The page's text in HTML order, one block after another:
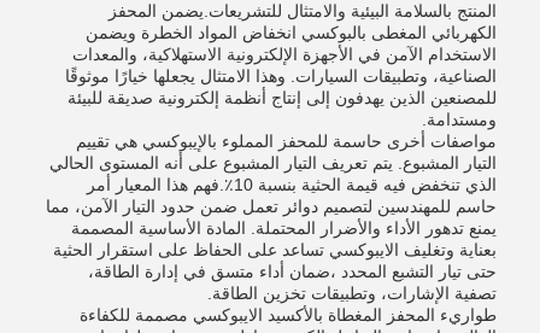
المنتج بالسلامة البيئية والامتثال للتشريعات.يضمن المحفز
الكهربائي المغطى بالبوكسي انخفاض المواد الخطرة ويضمن
الاستخدام الآمن في الأجهزة الإلكترونية الاستهلاكية، والمعدات
الصناعية، وتطبيقات السيارات. وهذا الامتثال يجعلها خيارًا موثوقًا
للمصنعين الذين يهدفون إلى إنتاج أنظمة إلكترونية صديقة للبيئة
ومستدامة.
مواصفات أخرى حاسمة للمحفز المملوء بالإيبوكسي هي تقييم
التيار المشبوع. يتم تعريف التيار المشبوع على أنه المستوى الحالي
الذي تنخفض فيه قيمة الحثية بنسبة 10٪.فهم هذا المعيار أمر
حاسم للمهندسين لتصميم دوائر تعمل ضمن حدود التيار الآمن، مما
يمنع تدهور الأداء والأضرار المحتملة. المادة الأساسية المصممة
بعناية وتغليف الايبوكسي تساعد على الحفاظ على استقرار الحثية
حتى تيار التشبع المحدد ،ضمان أداء متسق في إدارة الطاقة،
تصفية الإشارات، وتطبيقات تخزين الطاقة.
طواريء المحفز المغطاة بالأكسيد الايبوكسي مصممة للكفاءة